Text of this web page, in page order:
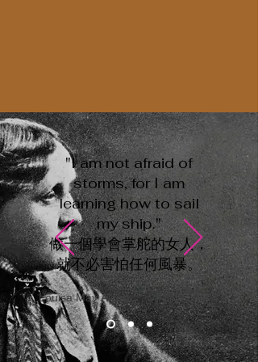
"I am not afraid of
storms, for I am
learning how to sail
my ship."
做一個學會掌舵的女人，
就不必害怕任何風暴。
Louisa May Alcott，《小婦人》作者